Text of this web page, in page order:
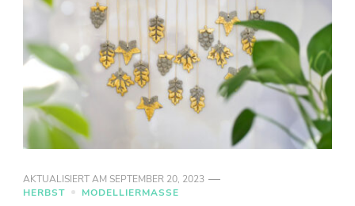
AKTUALISIERT AM SEPTEMBER 20, 2023
HERBST
MODELLIERMASSE